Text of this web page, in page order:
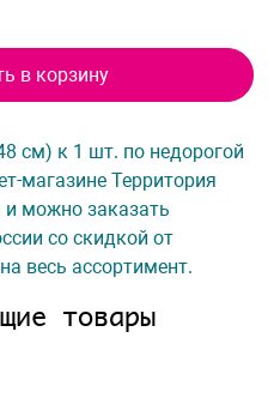
в корзину
см) к 1 шт. по недорогой
магазине Территория
и можно заказать
со скидкой от
весь ассортимент.
товары